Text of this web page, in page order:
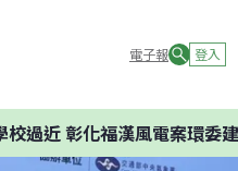
電子報 登入
彰化福漢風電案環委建議不